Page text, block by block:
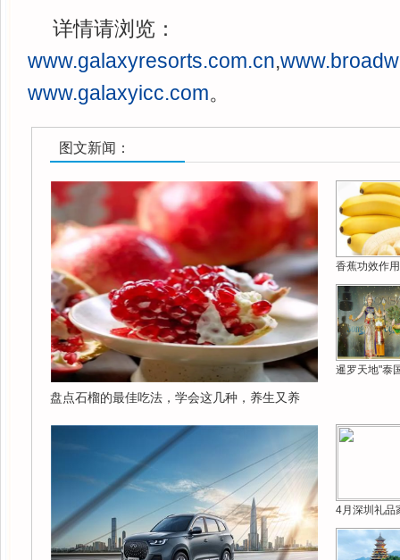
详情请浏览：
www.galaxyresorts.com.cn,
www.galaxyicc.com。
图文新闻：
盘点石榴的最佳吃法，学会这几种，养生又养
香蕉功效作
暹罗天地"泰
4月深圳礼品